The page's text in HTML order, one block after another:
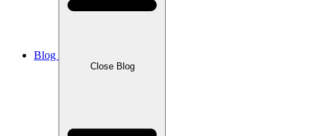
Blog
Close Blog